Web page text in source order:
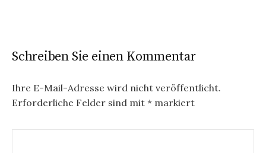
Schreiben Sie einen Kommentar
Ihre E-Mail-Adresse wird nicht veröffentlicht.
Erforderliche Felder sind mit * markiert